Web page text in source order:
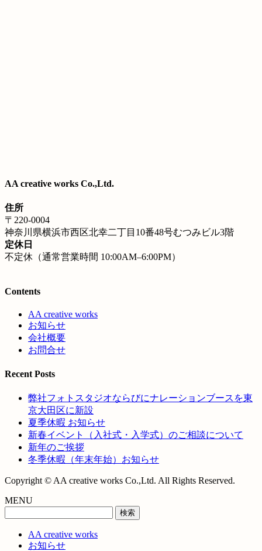
AA creative works Co.,Ltd.
住所
〒220-0004
神奈川県横浜市西区北幸二丁目10番48号むつみビル3階
定休日
不定休（通常営業時間 10:00AM–6:00PM）
Contents
AA creative works
お知らせ
会社概要
お問合せ
Recent Posts
弊社フォトスタジオならびにナレーションブースを東
京大田区に新設
夏季休暇 お知らせ
新春イベント（入社式・入学式）のご相談について
新年のご挨拶
冬季休暇（年末年始）お知らせ
Copyright © AA creative works Co.,Ltd. All Rights Reserved.
MENU
AA creative works
お知らせ